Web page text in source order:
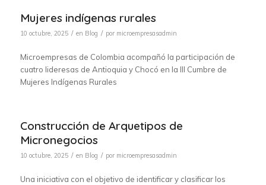
Mujeres indígenas rurales
10 octubre, 2025 / en Blog / por microempresasadmin
Microempresas de Colombia acompañó la participación de
cuatro lideresas de Antioquia y Chocó en la III Cumbre de
Mujeres Indígenas Rurales
Construcción de Arquetipos de
Micronegocios
10 octubre, 2025 / en Blog / por microempresasadmin
Una iniciativa con el objetivo de identificar y clasificar los